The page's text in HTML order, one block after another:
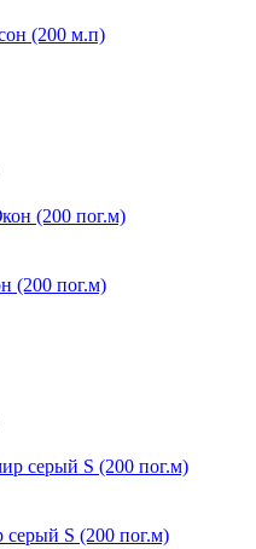
(200 м.п)
(200 пог.м)
S (200 пог.м)